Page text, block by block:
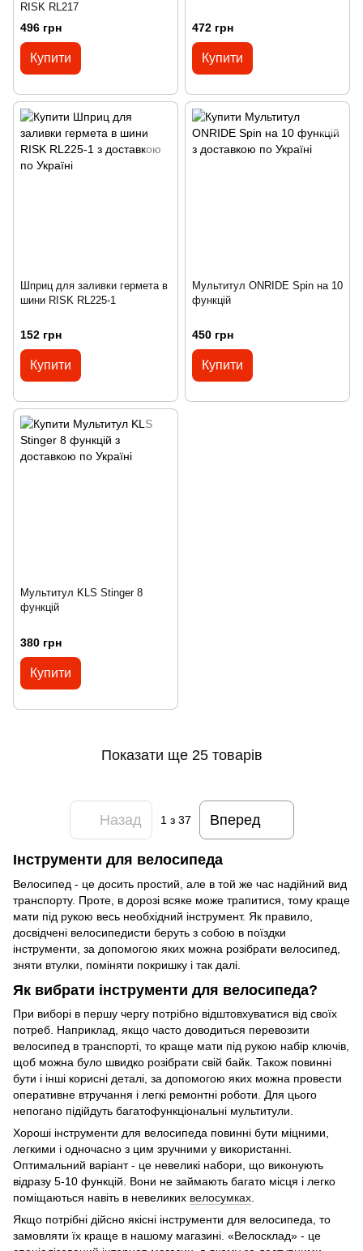
RISK RL217
496 грн
Купити
472 грн
Купити
Шприц для заливки гермета в
шини RISK RL225-1
152 грн
Купити
Мультитул ONRIDE Spin на 10
функцій
450 грн
Купити
Мультитул KLS Stinger 8
функцій
380 грн
Купити
Показати ще 25 товарів
Назад 1 з 37 Вперед
Інструменти для велосипеда
Велосипед - це досить простий, але в той же час надійний вид
транспорту. Проте, в дорозі всяке може трапитися, тому краще
мати під рукою весь необхідний інструмент. Як правило,
досвідчені велосипедисти беруть з собою в поїздки
інструменти, за допомогою яких можна розібрати велосипед,
зняти втулки, поміняти покришку і так далі.
Як вибрати інструменти для велосипеда?
При виборі в першу чергу потрібно відштовхуватися від своїх
потреб. Наприклад, якщо часто доводиться перевозити
велосипед в транспорті, то краще мати під рукою набір ключів,
щоб можна було швидко розібрати свій байк. Також повинні
бути і інші корисні деталі, за допомогою яких можна провести
оперативне втручання і легкі ремонтні роботи. Для цього
непогано підійдуть багатофункціональні мультитули.
Хороші інструменти для велосипеда повинні бути міцними,
легкими і одночасно з цим зручними у використанні.
Оптимальний варіант - це невеликі набори, що виконують
відразу 5-10 функцій. Вони не займають багато місця і легко
поміщаються навіть в невеликих велосумках
Якщо потрібні дійсно якісні інструменти для велосипеда, то
замовляти їх краще в нашому магазині. «Велосклад» - це